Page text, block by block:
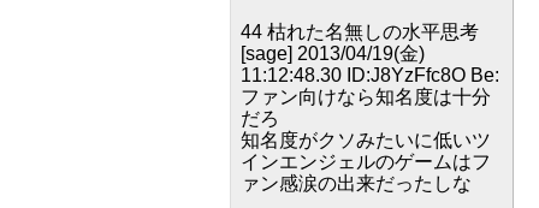
44 枯れた名無しの水平思考
[sage] 2013/04/19(金)
11:12:48.30 ID:J8YzFfc8O Be:
ファン向けなら知名度は十分
だろ
知名度がクソみたいに低いツ
インエンジェルのゲームはフ
ァン感涙の出来だったしな